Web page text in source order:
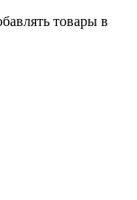
товары в